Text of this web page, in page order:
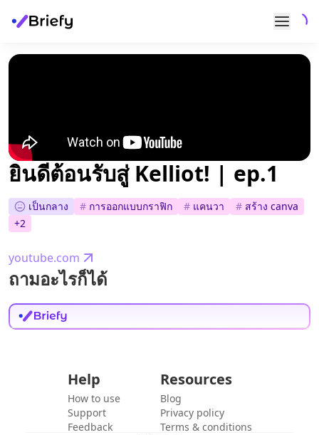
ยินดีต้อนรับสู่ Kelliot! | ep.1
เป็นกลาง # การออกแบบกราฟิก # แคนวา # สร้าง canva
+2
youtube.com
ถามอะไรก็ได้
Help
How to use
Support
Feedback
Resources
Blog
Privacy policy
Terms & conditions